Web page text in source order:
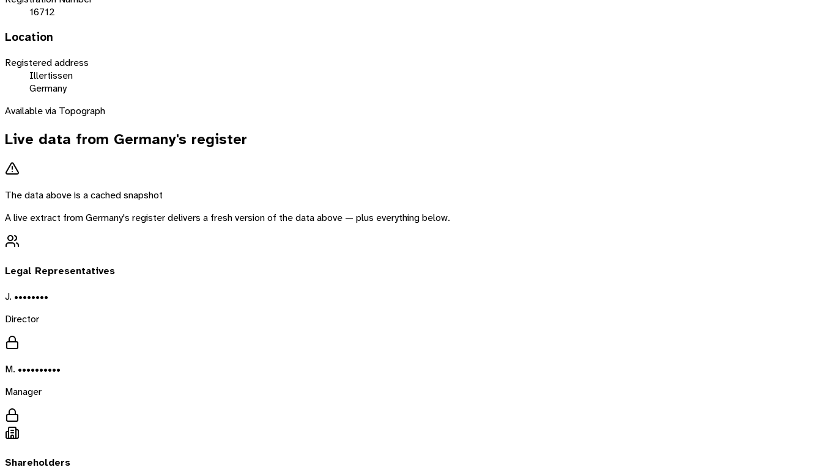
16712
Location
Registered address
Illertissen
Germany
Available via Topograph
Live data from Germany's register
The data above is a cached snapshot
A live extract fromGermany's register delivers a fresh version of the data above — plus everything below.
Legal Representatives
J. ••••••••
Director
M. ••••••••••
Manager
Shareholders